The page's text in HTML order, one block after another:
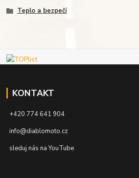
Teplo a bezpečí
KONTAKT
+420 774 641 904
info@diablomoto.cz
sleduj nás na YouTube